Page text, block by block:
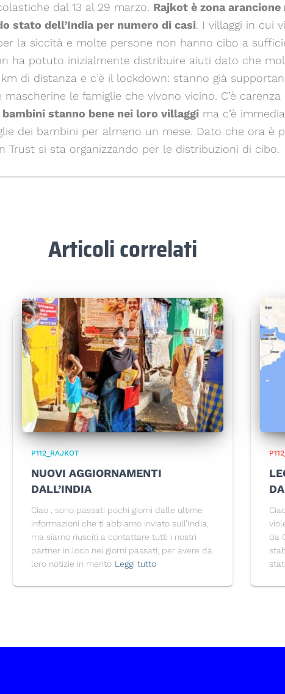
dal 13 al 29 marzo. Rajkot è zona arancione
stato dell’India per numero di casi. I villaggi in cui
la siccità e molte persone non hanno cibo a
ha potuto inizialmente distribuire aiuti dato che
di distanza e c’è il lockdown: stanno già
le famiglie che vivono vicino. C’è
bambini stanno bene nei loro villaggi ma c’è
dei bambini per almeno un mese. Dato che ora è
Trust si sta organizzando per le distribuzioni di cibo.
Articoli correlati
P112_RAJKOT
NUOVI AGGIORNAMENTI
DALL’INDIA
Ciao , sono passati pochi giorni dalle ultime
informazioni che ti abbiamo inviato sull’India,
ma siamo riusciti a contattare tutti i nostri
partner in loco nei giorni passati, per avere da
loro notizie in merito Leggi tutto
da